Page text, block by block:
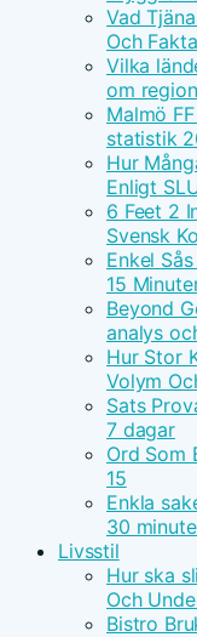
Vad
Och Fakta
Vilka
om
Malmö
statistik
Hur
Enligt
6 Feet 2
Svensk
Enkel
15
Beyond
analys
Hur Stor
Volym
Sats
7 dagar
Ord Som
15
Enkla
30
Livsstil
Hur ska
Och
Bistro